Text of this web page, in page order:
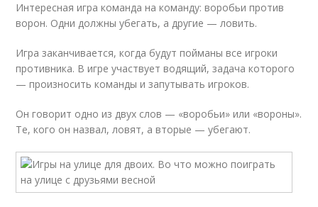
Интересная игра команда на команду: воробьи против
ворон. Одни должны убегать, а другие — ловить.
Игра заканчивается, когда будут пойманы все игроки
противника. В игре участвует водящий, задача которого
— произносить команды и запутывать игроков.
Он говорит одно из двух слов — «воробьи» или «вороны».
Те, кого он назвал, ловят, а вторые — убегают.